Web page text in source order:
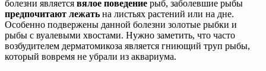
болезни является вялое поведение рыб, заболевшие рыбы
предпочитают лежать на листьях растений или на дне.
Особенно подвержены данной болезни золотые рыбки и
рыбы с вуалевыми хвостами. Нужно заметить, что часто
возбудителем дерматомикоза является гниющий труп рыбы,
который вовремя не убрали из аквариума.